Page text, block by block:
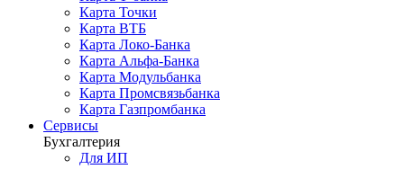
Карта Точки
Карта ВТБ
Карта Локо-Банка
Карта Альфа-Банка
Карта Модульбанка
Карта Промсвязьбанка
Карта Газпромбанка
Сервисы
Бухгалтерия
Для ИП